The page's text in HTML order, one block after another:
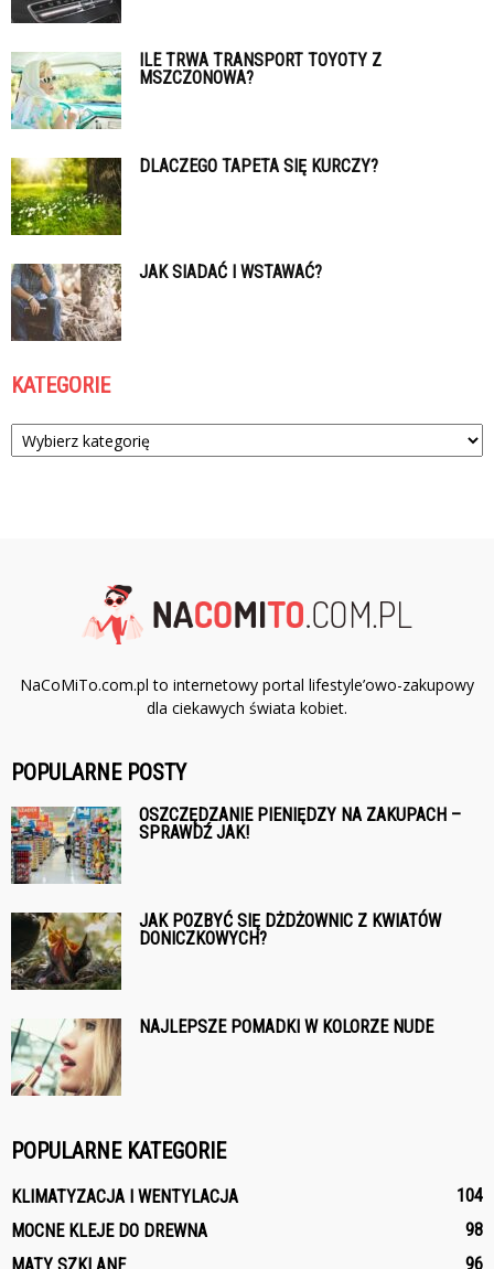
ILE TRWA TRANSPORT TOYOTY Z
MSZCZONOWA?
DLACZEGO TAPETA SIĘ KURCZY?
JAK SIADAĆ I WSTAWAĆ?
KATEGORIE
Kategorie
NaCoMiTo.com.pl to internetowy portal lifestyle’owo-zakupowy
dla ciekawych świata kobiet.
POPULARNE POSTY
OSZCZĘDZANIE PIENIĘDZY NA ZAKUPACH –
SPRAWDŹ JAK!
JAK POZBYĆ SIĘ DŻDŻOWNIC Z KWIATÓW
DONICZKOWYCH?
NAJLEPSZE POMADKI W KOLORZE NUDE
POPULARNE KATEGORIE
KLIMATYZACJA I WENTYLACJA
104
MOCNE KLEJE DO DREWNA
98
MATY SZKLANE
96